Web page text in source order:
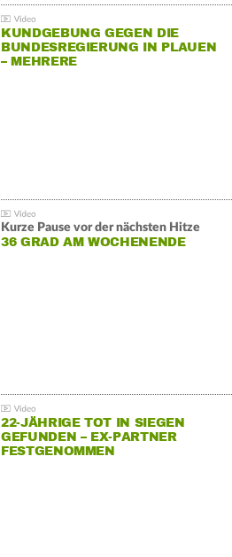
KUNDGEBUNG GEGEN DIE
BUNDESREGIERUNG IN PLAUEN
– MEHRERE
Kurze Pause vor der nächsten Hitze
36 GRAD AM WOCHENENDE
22-JÄHRIGE TOT IN SIEGEN
GEFUNDEN – EX-PARTNER
FESTGENOMMEN